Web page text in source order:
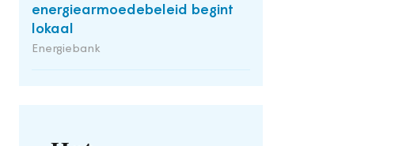
energiearmoedebeleid begint
lokaal
Energiebank